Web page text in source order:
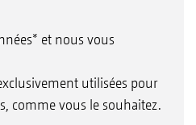
et nous vous
utilisées pour
comme vous le souhaitez.